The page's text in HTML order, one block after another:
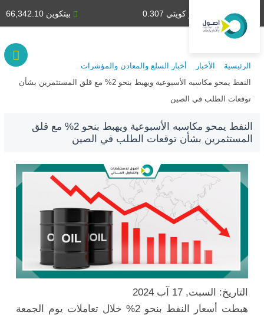
بيتكوين 66,342.10 دينار كويتي 0.307
الرئيسية الأخبار
أخبار السلع والمعادن والمؤشرات
النفط يمحو مكاسبه الأسبوعية ويهبط بنحو 2% مع قلق المستثمرين بشأن
توقعات الطلب في الصين
النفط يمحو مكاسبه الأسبوعية ويهبط بنحو 2% مع قلق
المستثمرين بشأن توقعات الطلب في الصين
التاريخ: السبت, 17 آب 2024
هبطت أسعار النفط بنحو 2% خلال تعاملات يوم الجمعة